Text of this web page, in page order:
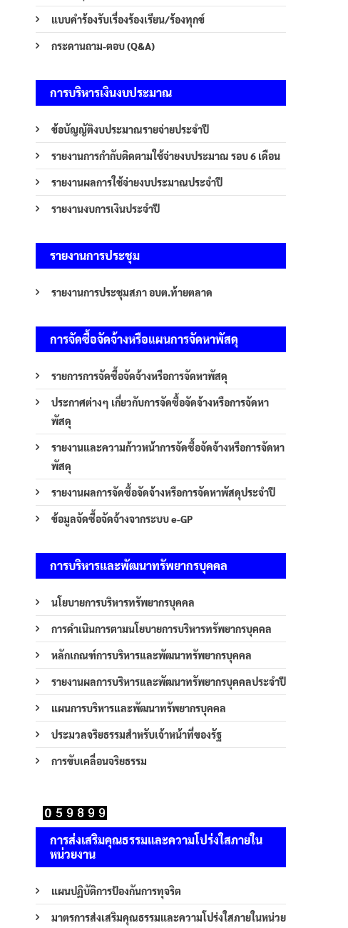
แบบคำร้องรับเรื่องร้องเรียน/ร้องทุกข์
กระดานถาม-ตอบ (Q&A)
การบริหารเงินงบประมาณ
ข้อบัญญัติงบประมาณรายจ่ายประจำปี
รายงานการกำกับติดตามใช้จ่ายงบประมาณ รอบ 6 เดือน
รายงานผลการใช้จ่ายงบประมาณประจำปี
รายงานงบการเงินประจำปี
รายงานการประชุม
รายงานการประชุมสภา อบต.ท้ายตลาด
การจัดซื้อจัดจ้างหรือแผนการจัดหาพัสดุ
รายการการจัดซื้อจัดจ้างหรือการจัดหาพัสดุ
ประกาศต่างๆ เกี่ยวกับการจัดซื้อจัดจ้างหรือการจัดหา
พัสดุ
รายงานและความก้าวหน้าการจัดซื้อจัดจ้างหรือการจัดหา
พัสดุ
รายงานผลการจัดซื้อจัดจ้างหรือการจัดหาพัสดุประจำปี
ข้อมูลจัดซื้อจัดจ้างจากระบบ e-GP
การบริหารและพัฒนาทรัพยากรบุคคล
นโยบายการบริหารทรัพยากรบุคคล
การดำเนินการตามนโยบายการบริหารทรัพยากรบุคคล
หลักเกณฑ์การบริหารและพัฒนาทรัพยากรบุคคล
รายงานผลการบริหารและพัฒนาทรัพยากรบุคคลประจำปี
แผนการบริหารและพัฒนาทรัพยากรบุคคล
ประมวลจริยธรรมสำหรับเจ้าหน้าที่ของรัฐ
การขับเคลื่อนจริยธรรม
การส่งเสริมคุณธรรมและความโปร่งใสภายใน
หน่วยงาน
แผนปฏิบัติการป้องกันการทุจริต
มาตรการส่งเสริมคุณธรรมและความโปร่งใสภายในหน่วย